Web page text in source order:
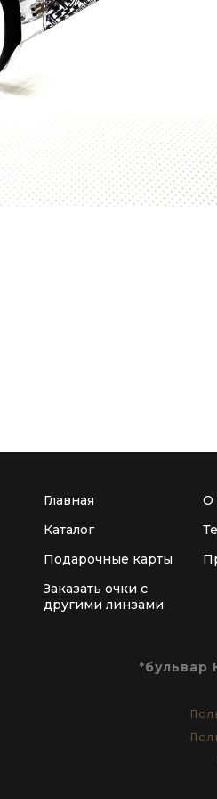
Главная
Каталог
Подарочные карты
Заказать очки с
другими линзами
О
*бульвар